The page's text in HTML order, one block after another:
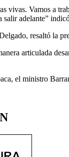
vivas. Vamos a
salir adelante”
resaltó la
articulada
el ministro